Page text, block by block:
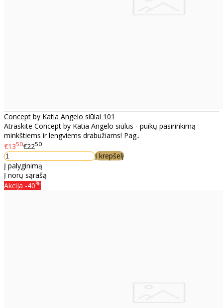
Concept by Katia Angelo siūlai 101
Atraskite Concept by Katia Angelo siūlus - puikų pasirinkimą
minkštiems ir lengviems drabužiams! Pag..
€1350€2250
Į krepšelį
Į palyginimą
Į norų sąrašą
Akcija -40%